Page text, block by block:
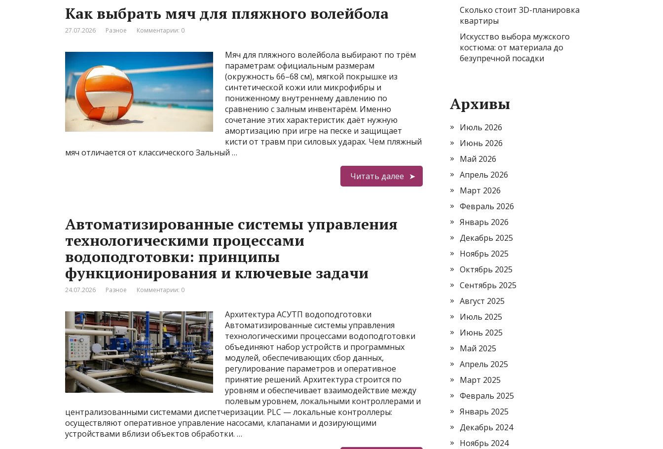
Как выбрать мяч для пляжного волейбола
27.07.2026 Разное Комментарии: 0
Мяч для пляжного волейбола выбирают по трём
параметрам: официальным размерам
(окружность 66–68 см), мягкой покрышке из
синтетической кожи или микрофибры и
пониженному внутреннему давлению по
сравнению с залным инвентарём. Именно
сочетание этих характеристик даёт нужную
амортизацию при игре на песке и защищает
кисти от травм при силовых ударах. Чем пляжный
мяч отличается от классического Зальный …
Читать далее
Автоматизированные системы управления
технологическими процессами
водоподготовки: принципы
функционирования и ключевые задачи
24.07.2026 Разное Комментарии: 0
Архитектура АСУТП водоподготовки
Автоматизированные системы управления
технологическими процессами водоподготовки
объединяют набор устройств и программных
модулей, обеспечивающих сбор данных,
регулирование параметров и оперативное
принятие решений. Архитектура строится по
уровням и обеспечивает взаимодействие между
полевым уровнем, локальными контроллерами и
централизованными системами диспетчеризации. PLC — локальные контроллеры:
осуществляют оперативное управление насосами, клапанами и дозирующими
устройствами вблизи объектов обработки. …
Сколько стоит 3D-планировка
квартиры
Искусство выбора мужского
костюма: от материала до
безупречной посадки
Архивы
Июль 2026
Июнь 2026
Май 2026
Апрель 2026
Март 2026
Февраль 2026
Январь 2026
Декабрь 2025
Ноябрь 2025
Октябрь 2025
Сентябрь 2025
Август 2025
Июль 2025
Июнь 2025
Май 2025
Апрель 2025
Март 2025
Февраль 2025
Январь 2025
Декабрь 2024
Ноябрь 2024